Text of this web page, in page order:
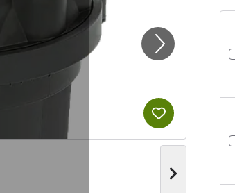
Nächstes
Produkt zur